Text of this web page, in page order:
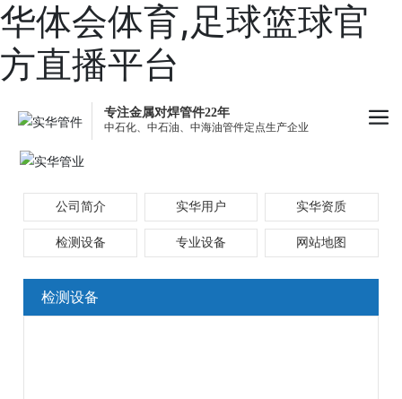
华体会体育,足球篮球官
方直播平台
专注金属对焊管件22年
中石化、中石油、中海油管件定点生产企业
公司简介 实华用户 实华资质
检测设备 专业设备 网站地图
检测设备